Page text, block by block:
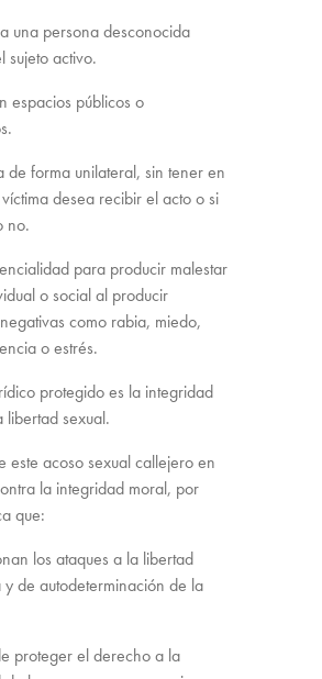
una persona desconocida
sujeto activo.
espacios públicos o
de forma unilateral, sin tener en
desea recibir el acto o si
no.
para producir malestar
o social al producir
como rabia, miedo,
o estrés.
protegido es la integridad
libertad sexual.
este acoso sexual callejero en
la integridad moral, por
que:
los ataques a la libertad
y de autodeterminación de la
proteger el derecho a la